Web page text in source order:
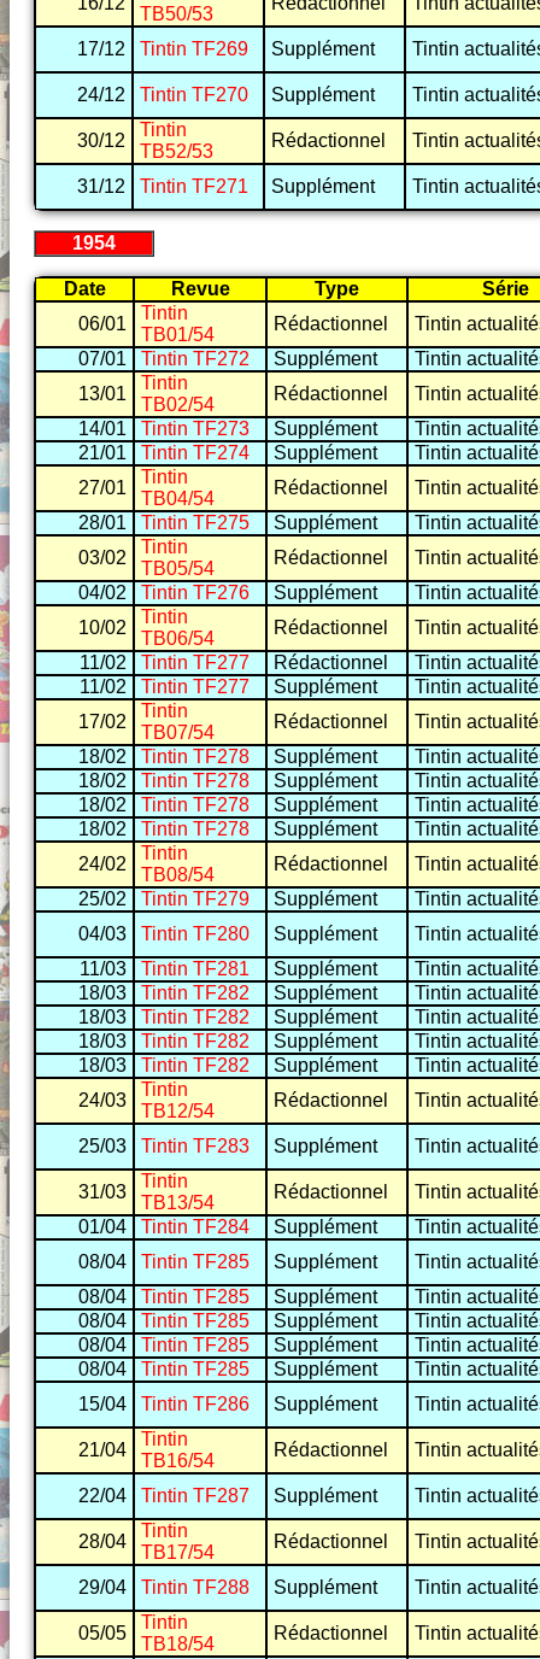
TB50/53
17/12 Tintin TF269 Supplément Tintin
24/12 Tintin TF270 Supplément Tintin
30/12
Tintin
TB52/53
Rédactionnel Tintin
31/12 Tintin TF271 Supplément Tintin
1954
Date Revue Type
Série
06/01
Tintin
TB01/54
Rédactionnel
Tintin
07/01
Tintin TF272 Supplément
Tintin
13/01
Tintin
TB02/54
Rédactionnel
Tintin
14/01
Tintin TF273 Supplément
Tintin
21/01
Tintin TF274 Supplément
Tintin
27/01
Tintin
TB04/54
Rédactionnel
Tintin
28/01
Tintin TF275 Supplément
Tintin
03/02
Tintin
TB05/54
Rédactionnel
Tintin
04/02
Tintin TF276 Supplément
Tintin
10/02
Tintin
TB06/54
Rédactionnel
Tintin
11/02
Tintin TF277 Rédactionnel
Tintin
11/02
Tintin TF277 Supplément
Tintin
17/02
Tintin
TB07/54
Rédactionnel
Tintin
18/02
Tintin TF278 Supplément
Tintin
18/02
Tintin TF278 Supplément
Tintin
18/02
Tintin TF278 Supplément
Tintin
18/02
Tintin TF278 Supplément
Tintin
24/02
Tintin
TB08/54
Rédactionnel
Tintin
25/02
Tintin TF279 Supplément
Tintin
04/03
Tintin TF280 Supplément
Tintin
11/03
Tintin TF281 Supplément
Tintin
18/03
Tintin TF282 Supplément
Tintin
18/03
Tintin TF282 Supplément
Tintin
18/03
Tintin TF282 Supplément
Tintin
18/03
Tintin TF282 Supplément
Tintin
24/03
Tintin
TB12/54
Rédactionnel Tintin
25/03 Tintin TF283 Supplément Tintin
31/03
Tintin
TB13/54
Rédactionnel
Tintin
01/04
Tintin TF284 Supplément
Tintin
08/04
Tintin TF285 Supplément
Tintin
08/04
Tintin TF285 Supplément
Tintin
08/04
Tintin TF285 Supplément
Tintin
08/04
Tintin TF285 Supplément
Tintin
08/04
Tintin TF285 Supplément
Tintin
15/04
Tintin TF286 Supplément Tintin
21/04
Tintin
TB16/54
Rédactionnel Tintin
22/04 Tintin TF287 Supplément Tintin
28/04
Tintin
TB17/54
Rédactionnel Tintin
29/04 Tintin TF288 Supplément Tintin
05/05
Tintin
TB18/54
Rédactionnel
Tintin